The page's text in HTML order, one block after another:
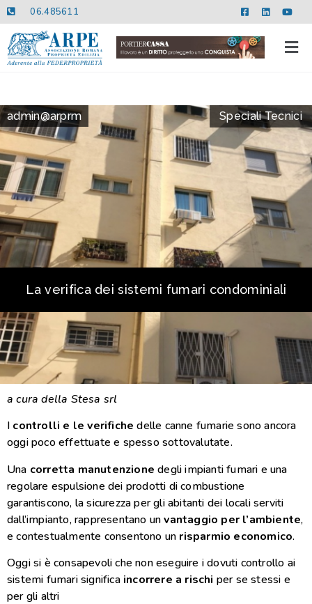
06.485611
admin@arprm Speciali Tecnici
La verifica dei sistemi fumari condominiali
a cura della Stesa srl
I controlli e le verifiche delle canne fumarie sono ancora
oggi poco effettuate e spesso sottovalutate.
Una corretta manutenzione degli impianti fumari e una
regolare espulsione dei prodotti di combustione
garantiscono, la sicurezza per gli abitanti dei locali serviti
dall’impianto, rappresentano unvantaggio per l’ambiente,
e contestualmente consentono un risparmio economico.
Oggi si è consapevoli che non eseguire i dovuti controllo ai
sistemi fumari significa incorrere a rischi per se stessi e
per gli altri